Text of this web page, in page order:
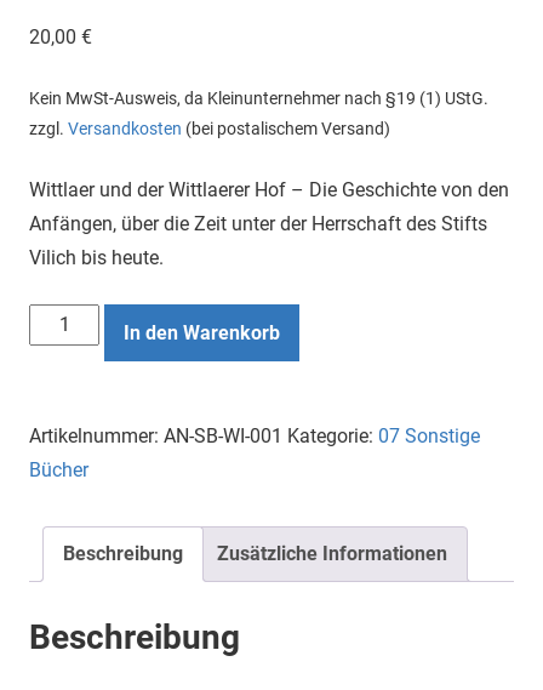
20,00 €
Kein MwSt-Ausweis, da Kleinunternehmer nach §19 (1) UStG.
zzgl. Versandkosten (bei postalischem Versand)
Wittlaer und der Wittlaerer Hof – Die Geschichte von den
Anfängen, über die Zeit unter der Herrschaft des Stifts
Vilich bis heute.
Heimatbuch:
Menge
In den Warenkorb
Artikelnummer: AN-SB-WI-001 Kategorie: 07 Sonstige
Bücher
Beschreibung Zusätzliche Informationen
Beschreibung